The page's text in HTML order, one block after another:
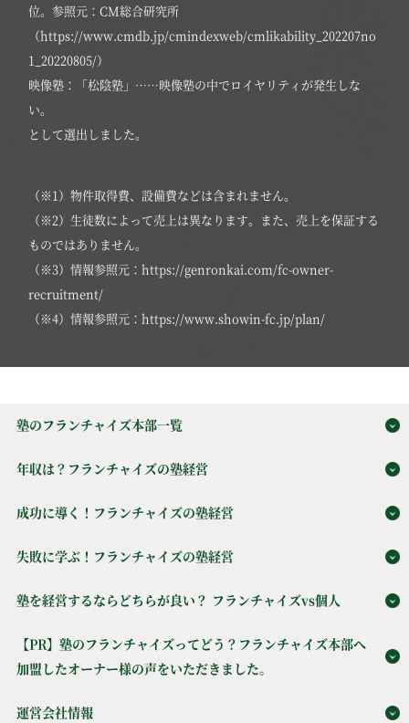
位。参照元：CM総合研究所
（https://www.cmdb.jp/cmindexweb/cmlikability_202207no
1_20220805/）
映像塾：「松陰塾」……映像塾の中でロイヤリティが発生しな
い。
として選出しました。
（※1）物件取得費、設備費などは含まれません。
（※2）生徒数によって売上は異なります。また、売上を保証する
ものではありません。
（※3）情報参照元：https://genronkai.com/fc-owner-
recruitment/
（※4）情報参照元：https://www.showin-fc.jp/plan/
塾のフランチャイズ本部一覧
年収は？フランチャイズの塾経営
成功に導く！フランチャイズの塾経営
失敗に学ぶ！フランチャイズの塾経営
塾を経営するならどちらが良い？ フランチャイズvs個人
【PR】塾のフランチャイズってどう？フランチャイズ本部へ
加盟したオーナー様の声をいただきました。
運営会社情報